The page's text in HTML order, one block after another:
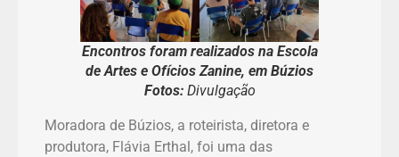
Encontros foram realizados na Escola
de Artes e Ofícios Zanine, em Búzios
Fotos:Divulgação
Moradora de Búzios, a roteirista, diretora e
produtora, Flávia Erthal, foi uma das